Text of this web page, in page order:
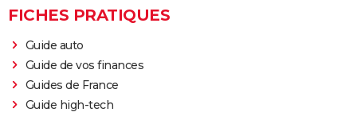
FICHES PRATIQUES
Guide auto
Guide de vos finances
Guides de France
Guide high-tech